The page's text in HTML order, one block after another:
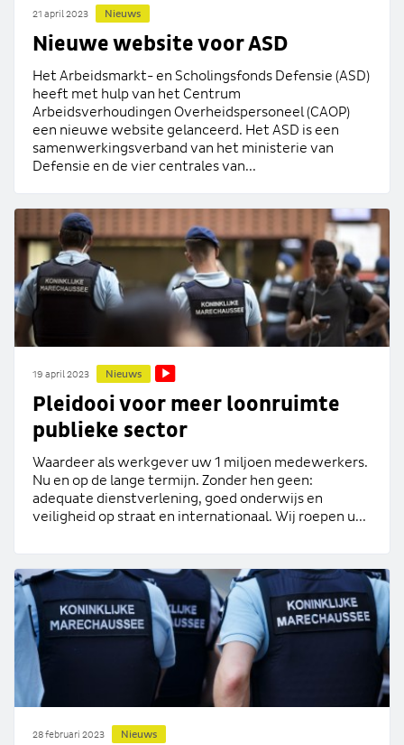
21 april 2023 Nieuws
Nieuwe website voor ASD
Het Arbeidsmarkt- en Scholingsfonds Defensie (ASD)
heeft met hulp van het Centrum
Arbeidsverhoudingen Overheidspersoneel (CAOP)
een nieuwe website gelanceerd. Het ASD is een
samenwerkingsverband van het ministerie van
Defensie en de vier centrales van...
19 april 2023 Nieuws
Pleidooi voor meer loonruimte
publieke sector
Waardeer als werkgever uw 1 miljoen medewerkers.
Nu en op de lange termijn. Zonder hen geen:
adequate dienstverlening, goed onderwijs en
veiligheid op straat en internationaal. Wij roepen u...
28 februari 2023 Nieuws